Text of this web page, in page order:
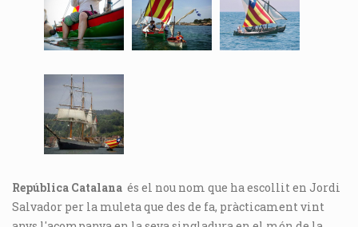
República Catalana és el nou nom que ha escollit en Jordi
Salvador per la muleta que des de fa, pràcticament vint